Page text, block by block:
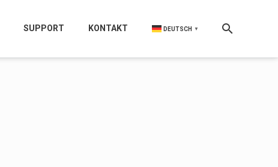
SUPPORT KONTAKT DEUTSCH ▼